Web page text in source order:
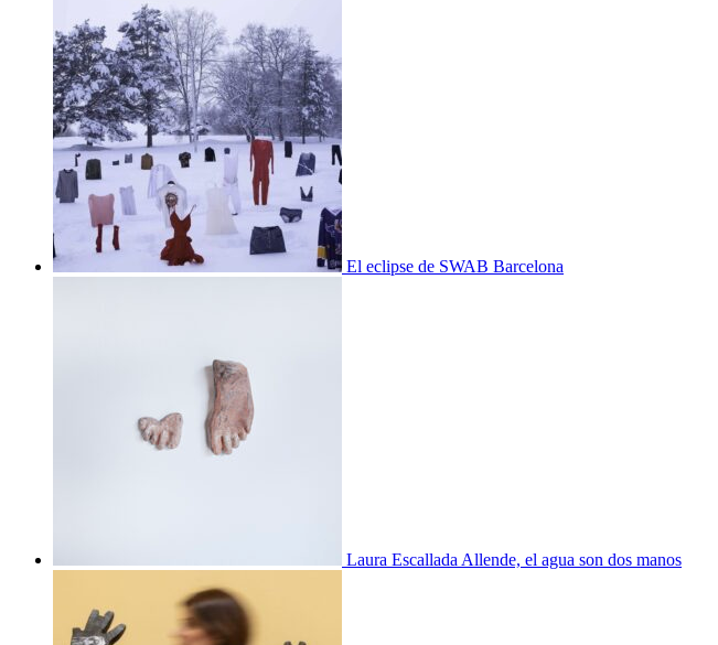
El eclipse de SWAB Barcelona
Laura Escallada Allende, el agua son dos manos